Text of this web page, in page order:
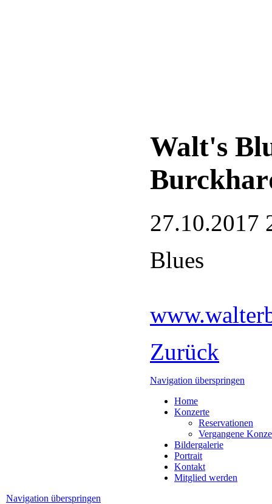
Walt's
27.10.2017
Blues
Zurück
Navigation überspringen
Home
Konzerte
Reservationen
Vergangene
Bildergalerie
Portrait
Kontakt
Mitglied werden
Navigation überspringen